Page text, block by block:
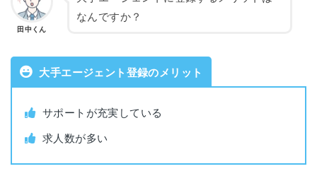
田中くん
なんですか？
大手エージェント登録のメリット
サポートが充実している
求人数が多い